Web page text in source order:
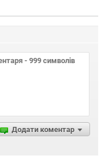
Додати коментар